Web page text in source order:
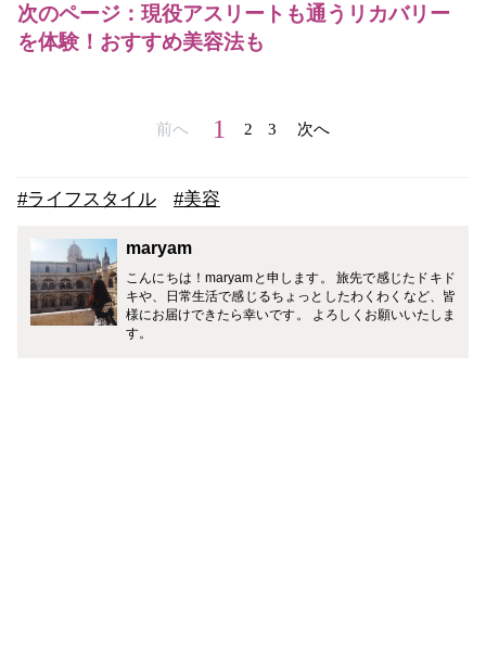
次のページ：現役アスリートも通うリカバリー
を体験！おすすめ美容法も
前へ 1 2 3 次へ
#ライフスタイル #美容
maryam
こんにちは！maryamと申します。 旅先で感じたドキド
キや、日常生活で感じるちょっとしたわくわくなど、皆
様にお届けできたら幸いです。 よろしくお願いいたしま
す。